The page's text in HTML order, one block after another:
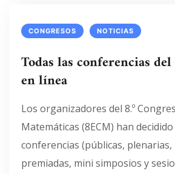
CONGRESOS NOTICIAS
Todas las conferencias
en línea
Los organizadores del 8.º
Matemáticas (8ECM) han
conferencias (públicas, plenarias,
premiadas, mini simposios y